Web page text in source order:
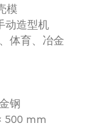
模
动造型机
体育、冶金
钢
500 mm